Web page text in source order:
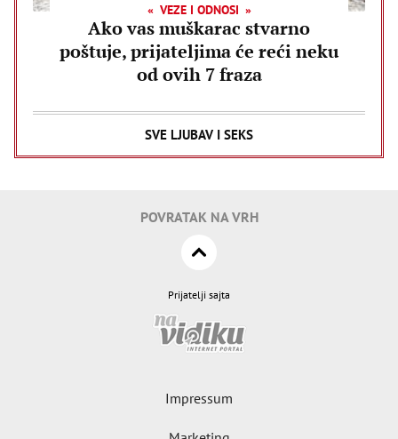
VEZE I ODNOSI
Ako vas muškarac stvarno
poštuje, prijateljima će reći neku
od ovih 7 fraza
SVE LJUBAV I SEKS
POVRATAK NA VRH
Prijatelji sajta
Impressum